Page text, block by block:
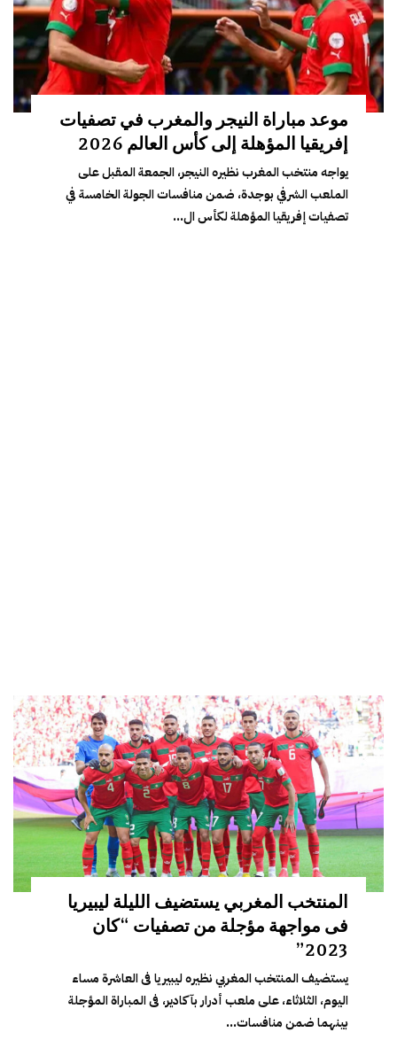
موعد مباراة النيجر والمغرب في تصفيات
إفريقيا المؤهلة إلى كأس العالم 2026
يواجه منتخب المغرب نظيره النيجر، الجمعة المقبل على
الملعب الشرفي بوجدة، ضمن منافسات الجولة الخامسة في
تصفيات إفريقيا المؤهلة لكأس ال...
المنتخب المغربي يستضيف الليلة ليبيريا
فى مواجهة مؤجلة من تصفيات “كان
2023”
يستضيف المنتخب المغربي نظيره ليبيريا فى العاشرة مساء
اليوم، الثلاثاء، على ملعب أدرار بآكادير، فى المباراة المؤجلة
بينهما ضمن منافسات...